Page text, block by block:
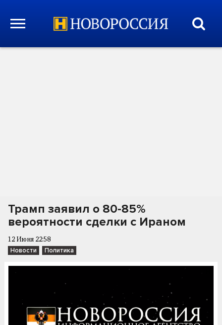
Трамп заявил о 80-85%
вероятности сделки с Ираном
12 Июня 22:58
Новости Политика